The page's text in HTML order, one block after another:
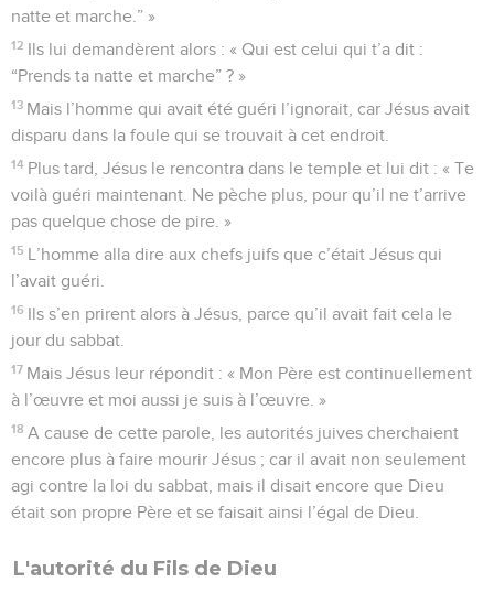
natte et marche.” »
12 Ils lui demandèrent alors : « Qui est celui qui t’a dit :
“Prends ta natte et marche” ? »
13 Mais l’homme qui avait été guéri l’ignorait, car Jésus avait
disparu dans la foule qui se trouvait à cet endroit.
14 Plus tard, Jésus le rencontra dans le temple et lui dit : « Te
voilà guéri maintenant. Ne pèche plus, pour qu’il ne t’arrive
pas quelque chose de pire. »
15 L’homme alla dire aux chefs juifs que c’était Jésus qui
l’avait guéri.
16 Ils s’en prirent alors à Jésus, parce qu’il avait fait cela le
jour du sabbat.
17 Mais Jésus leur répondit : « Mon Père est continuellement
à l’œuvre et moi aussi je suis à l’œuvre. »
18 A cause de cette parole, les autorités juives cherchaient
encore plus à faire mourir Jésus ; car il avait non seulement
agi contre la loi du sabbat, mais il disait encore que Dieu
était son propre Père et se faisait ainsi l’égal de Dieu.
L'autorité du Fils de Dieu